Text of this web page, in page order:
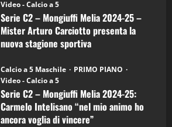
Video - Calcio a 5
Serie C2 – Mongiuffi Melia 2024-25 –
Mister Arturo Carciotto presenta la
nuova stagione sportiva
Calcio a 5 Maschile
PRIMO PIANO
Video - Calcio a 5
Serie C2 – Mongiuffi Melia 2024-25:
Carmelo Intelisano “nel mio animo ho
ancora voglia di vincere”
(Martedi 07 Aprile 2026)
08/04/2026
“SportEmpire” in Podcast: 30^ Puntata
(Martedi 05 Maggio 2026)
08/05/2026